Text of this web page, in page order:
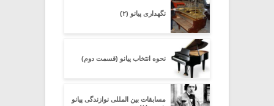
نگهداری پیانو (۲)
نحوه انتخاب پیانو (قسمت دوم)
مسابقات بین المللی نوازندگی پیانو